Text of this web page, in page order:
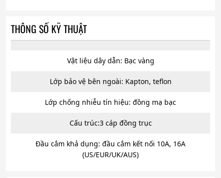
THÔNG SỐ KỸ THUẬT
Vật liệu dây dẫn: Bạc vàng
Lớp bảo vệ bên ngoài: Kapton, teflon
Lớp chống nhiễu tín hiệu: đồng mạ bạc
Cấu trúc:3 cáp đồng trục
Đầu cắm khả dụng: đầu cắm kết nối 10A, 16A
(US/EUR/UK/AUS)